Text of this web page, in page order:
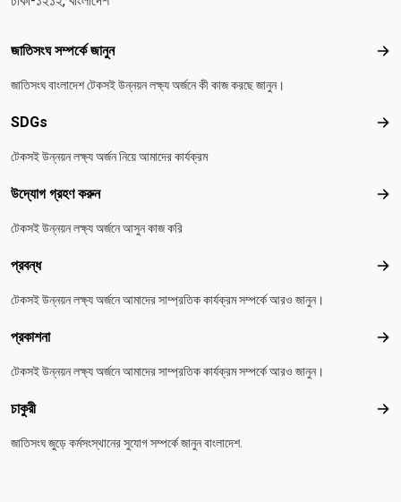
Footer menu
জাতিসংঘ সম্পর্কে জানুন
জাতিসংঘ বাংলাদেশ টেকসই উন্নয়ন লক্ষ্য অর্জনে কী কাজ করছে জানুন।
SDGs
টেকসই উন্নয়ন লক্ষ্য অর্জন নিয়ে আমাদের কার্যক্রম
উদ্যোগ গ্রহণ করুন
টেকসই উন্নয়ন লক্ষ্য অর্জনে আসুন কাজ করি
প্রবন্ধ
টেকসই উন্নয়ন লক্ষ্য অর্জনে আমাদের সাম্প্রতিক কার্যক্রম সম্পর্কে আরও জানুন।
প্রকাশনা
টেকসই উন্নয়ন লক্ষ্য অর্জনে আমাদের সাম্প্রতিক কার্যক্রম সম্পর্কে আরও জানুন।
চাকুরী চাকুরী
জাতিসংঘ জুড়ে কর্মসংস্থানের সুযোগ সম্পর্কে জানুন বাংলাদেশ.